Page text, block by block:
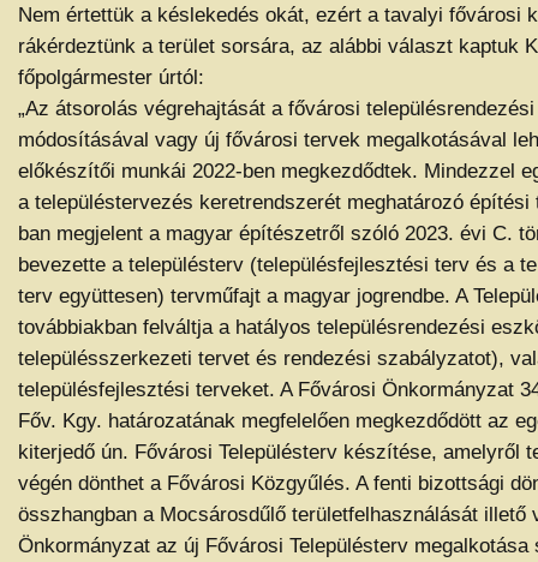
Nem értettük a késlekedés okát, ezért a tavalyi fővárosi
rákérdeztünk a terület sorsára, az alábbi választ kaptuk
főpolgármester úrtól:
„Az átsorolás végrehajtását a fővárosi
módosításával vagy új fővárosi tervek megalkotásával
előkészítői munkái 2022-ben megkezdődtek. Mindezzel
a településtervezés keretrendszerét meghatározó építési
ban megjelent a magyar építészetről szóló 2023. évi C.
bevezette a településterv (településfejlesztési terv és a
terv együttesen) tervműfajt a magyar jogrendbe. A
továbbiakban felváltja a hatályos településrendezési
településszerkezeti tervet és rendezési szabályzatot),
településfejlesztési terveket. A Fővárosi Önkormányzat
Főv. Kgy. határozatának megfelelően megkezdődött az
kiterjedő ún. Fővárosi Településterv készítése, amelyről
végén dönthet a Fővárosi Közgyűlés. A fenti bizottsági
összhangban a Mocsárosdűlő területfelhasználását illető
Önkormányzat az új Fővárosi Településterv megalkotása